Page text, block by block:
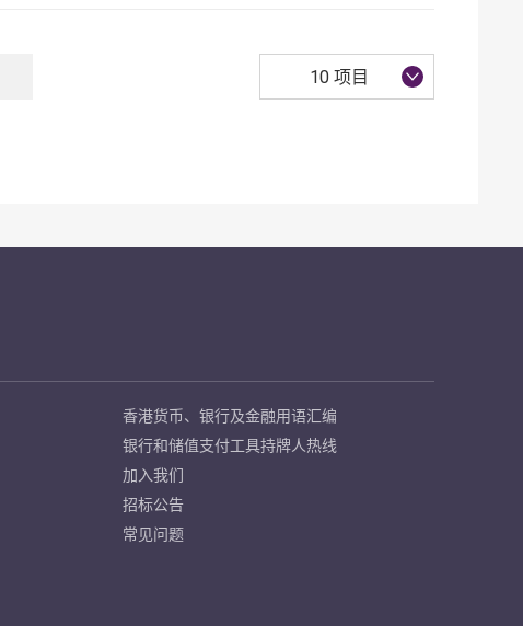
10 项目
香港货币、银行及金融用语汇编
银行和储值支付工具持牌人热线
加入我们
招标公告
常见问题